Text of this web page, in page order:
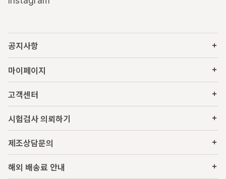
공지사항
마이페이지
고객센터
시험검사 의뢰하기
제조상담문의
해외 배송료 안내